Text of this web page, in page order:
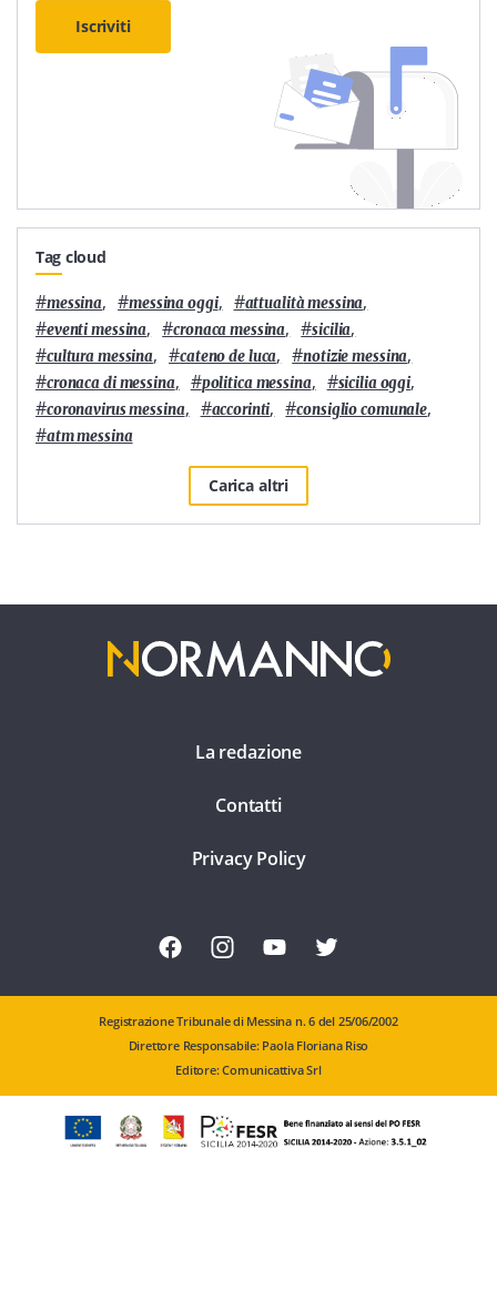
Iscriviti
Tag cloud
#messina, #messina oggi, #attualità messina,
#eventi messina, #cronaca messina, #sicilia,
#cultura messina, #cateno de luca, #notizie messina,
#cronaca di messina, #politica messina, #sicilia oggi,
#coronavirus messina, #accorinti, #consiglio comunale,
#atm messina
Carica altri
La redazione
Contatti
Privacy Policy
Registrazione Tribunale di Messina n. 6 del 25/06/2002
Direttore Responsabile: Paola Floriana Riso
Editore: Comunicattiva Srl